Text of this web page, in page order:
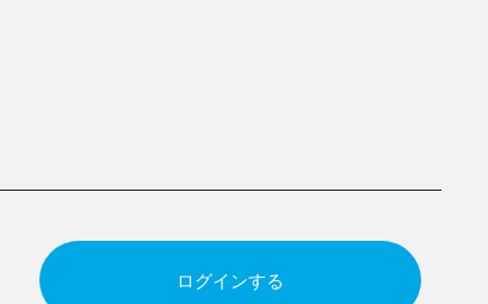
ログインする